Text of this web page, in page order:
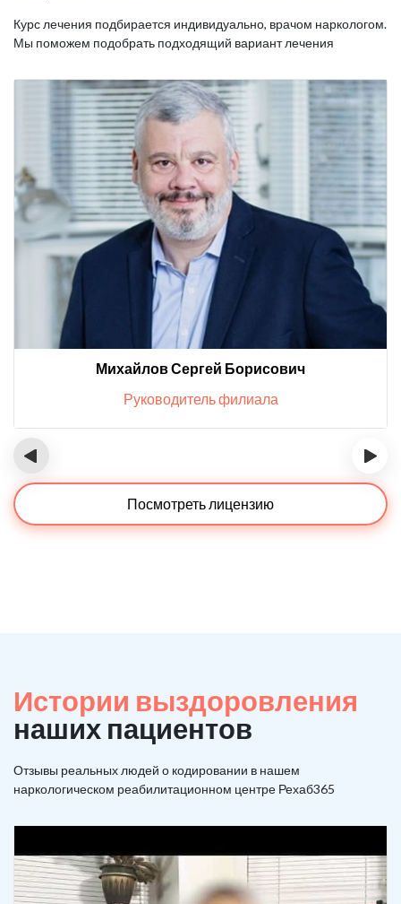
Курс лечения подбирается индивидуально, врачом наркологом.
Мы поможем подобрать подходящий вариант лечения
Михайлов Сергей Борисович
Руководитель филиала
‹ ›
Посмотреть лицензию
Истории выздоровления
наших пациентов
Отзывы реальных людей о кодировании в нашем
наркологическом реабилитационном центре Рехаб365